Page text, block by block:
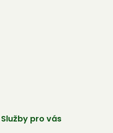
Služby pro vás